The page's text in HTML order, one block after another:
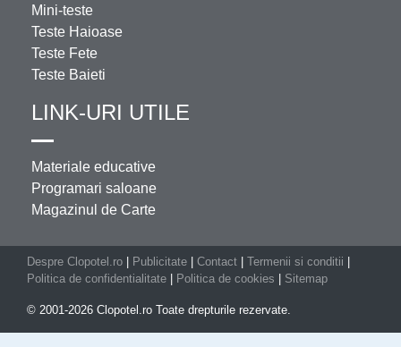
Mini-teste
Teste Haioase
Teste Fete
Teste Baieti
LINK-URI UTILE
Materiale educative
Programari saloane
Magazinul de Carte
Despre Clopotel.ro Publicitate Contact Termenii si conditii
Politica de confidentialitate
Politica de cookies Sitemap
© 2001-2026 Clopotel.ro Toate drepturile rezervate.